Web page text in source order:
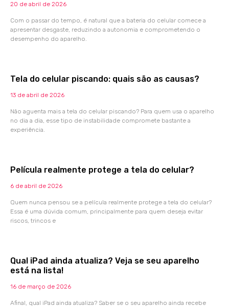
20 de abril de 2026
Com o passar do tempo, é natural que a bateria do celular comece a
apresentar desgaste, reduzindo a autonomia e comprometendo o
desempenho do aparelho.
Tela do celular piscando: quais são as causas?
13 de abril de 2026
Não aguenta mais a tela do celular piscando? Para quem usa o aparelho
no dia a dia, esse tipo de instabilidade compromete bastante a
experiência.
Película realmente protege a tela do celular?
6 de abril de 2026
Quem nunca pensou se a película realmente protege a tela do celular?
Essa é uma dúvida comum, principalmente para quem deseja evitar
riscos, trincos e
Qual iPad ainda atualiza? Veja se seu aparelho
está na lista!
16 de março de 2026
Afinal, qual iPad ainda atualiza? Saber se o seu aparelho ainda recebe